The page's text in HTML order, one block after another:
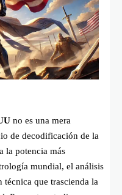
no es una mera
de decodificación de la
la potencia más
mundial, el análisis
técnica que trascienda la